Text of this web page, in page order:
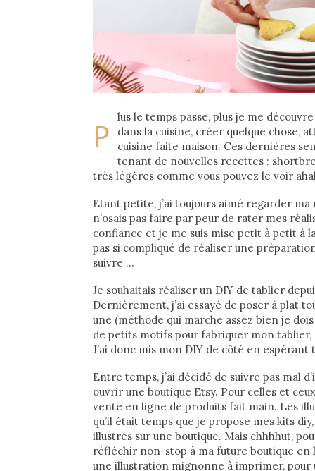
P
lus le temps passe, plus je me
dans la cuisine, créer quelque chose,
cuisine faite maison. Ces dernières
tenant de nouvelles recettes :
très légères comme vous pouvez le voir
Etant petite, j’ai toujours aimé regarder
n’osais pas faire par peur de rater mes
confiance et je me suis mise petit à petit à
pas si compliqué de réaliser une
suivre …
Je souhaitais réaliser un DIY de tablier
Dernièrement, j’ai essayé de poser à plat
une (méthode qui marche assez bien je
de petits motifs pour fabriquer mon tablier,
J’ai donc mis mon DIY de côté en
Entre temps, j’ai décidé de suivre pas mal
ouvrir une boutique Etsy. Pour celles et
vente en ligne de produits fait main. Les
qu’il était temps que je propose mes kits
illustrés sur une boutique. Mais chhhhut,
réfléchir non-stop à ma future boutique en
une illustration mignonne à imprimer, pour